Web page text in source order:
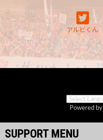
アルビくん
Powered by
SUPPORT MENU